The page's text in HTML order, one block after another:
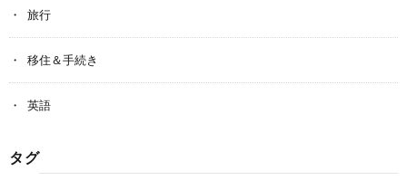
旅行
移住＆手続き
英語
タグ